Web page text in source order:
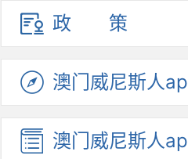
政策
澳门威尼斯人ap
澳门威尼斯人ap